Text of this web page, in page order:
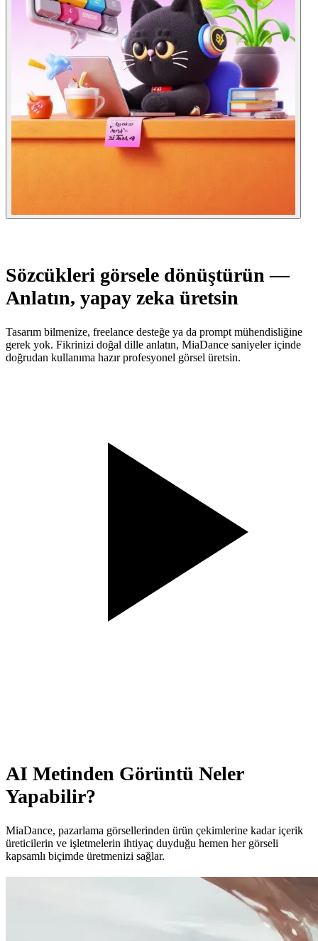
Sözcükleri görsele dönüştürün —
Anlatın, yapay zeka üretsin
Tasarım bilmenize, freelance desteğe ya da prompt mühendisliğine
gerek yok. Fikrinizi doğal dille anlatın, MiaDance saniyeler içinde
doğrudan kullanıma hazır profesyonel görsel üretsin.
AI Metinden Görüntü Neler
Yapabilir?
MiaDance, pazarlama görsellerinden ürün çekimlerine kadar içerik
üreticilerin ve işletmelerin ihtiyaç duyduğu hemen her görseli
kapsamlı biçimde üretmenizi sağlar.